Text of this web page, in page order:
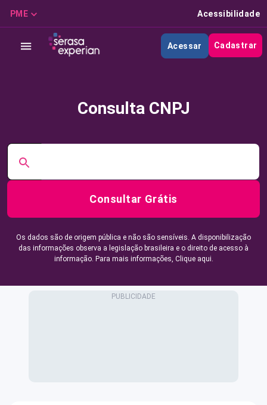
PME Acessibilidade
Acessar Cadastrar
Consulta CNPJ
Consultar Grátis
Os dados são de origem pública e não são sensíveis. A disponibilização
das informações observa a legislação brasileira e o direito de acesso à
informação. Para mais informações, Clique aqui.